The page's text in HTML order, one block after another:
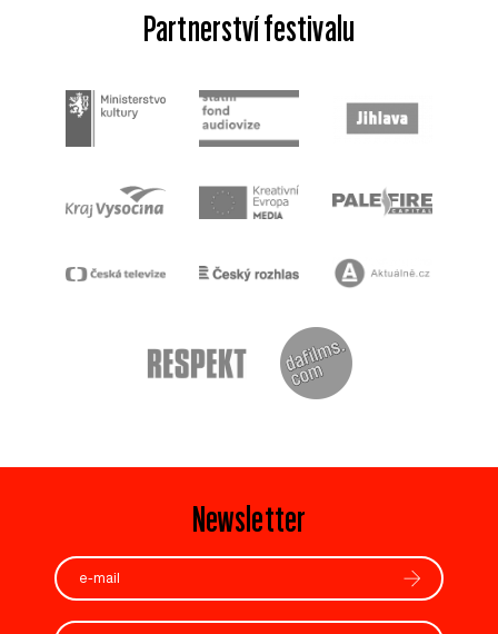
Partnerství festivalu
Newsletter